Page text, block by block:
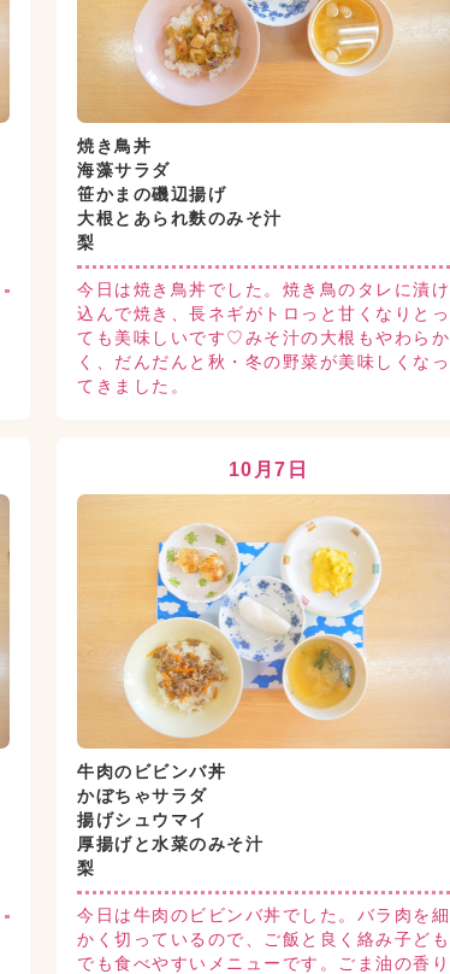
焼き鳥丼
海藻サラダ
笹かまの磯辺揚げ
大根とあられ麩のみそ汁
梨
今日は焼き鳥丼でした。焼き鳥のタレに漬け
込んで焼き、長ネギがトロっと甘くなりとっ
ても美味しいです♡みそ汁の大根もやわらか
く、だんだんと秋・冬の野菜が美味しくなっ
てきました。
10月7日
牛肉のビビンバ丼
かぼちゃサラダ
揚げシュウマイ
厚揚げと水菜のみそ汁
梨
今日は牛肉のビビンバ丼でした。バラ肉を細
かく切っているので、ご飯と良く絡み子ども
でも食べやすいメニューです。ごま油の香り